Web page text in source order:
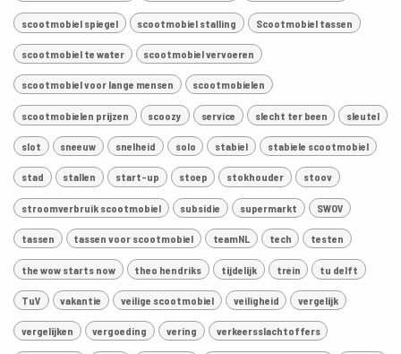
scootmobiel spiegel scootmobiel stalling Scootmobiel tassen
scootmobiel te water scootmobiel vervoeren
scootmobiel voor lange mensen scootmobielen
scootmobielen prijzen scoozy service slecht ter been sleutel
slot sneeuw snelheid solo stabiel stabiele scootmobiel
stad stallen start-up stoep stokhouder stoov
stroomverbruik scootmobiel subsidie supermarkt SWOV
tassen tassen voor scootmobiel teamNL tech testen
the wow starts now theo hendriks tijdelijk trein tu delft
TuV vakantie veilige scootmobiel veiligheid vergelijk
vergelijken vergoeding vering verkeersslachtoffers